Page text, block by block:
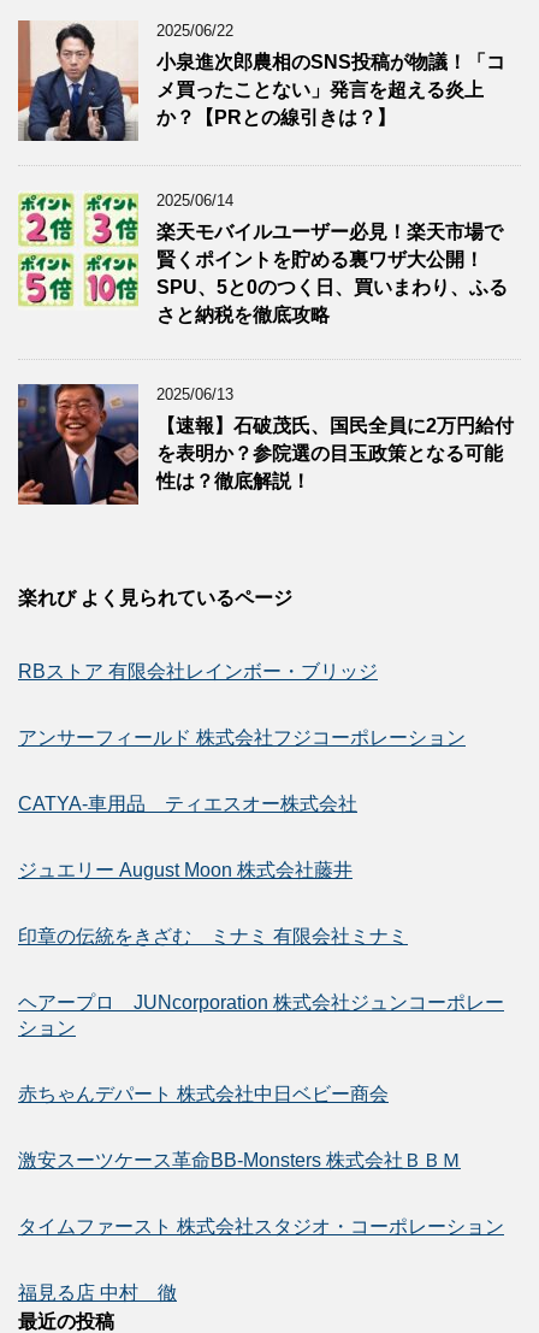
2025/06/22
小泉進次郎農相のSNS投稿が物議！「コ
メ買ったことない」発言を超える炎上
か？【PRとの線引きは？】
2025/06/14
楽天モバイルユーザー必見！楽天市場で
賢くポイントを貯める裏ワザ大公開！
SPU、5と0のつく日、買いまわり、ふる
さと納税を徹底攻略
2025/06/13
【速報】石破茂氏、国民全員に2万円給付
を表明か？参院選の目玉政策となる可能
性は？徹底解説！
楽れび よく見られているページ
RBストア 有限会社レインボー・ブリッジ
アンサーフィールド 株式会社フジコーポレーション
CATYA-車用品 ティエスオー株式会社
ジュエリー August Moon 株式会社藤井
印章の伝統をきざむ ミナミ 有限会社ミナミ
ヘアープロ JUNcorporation 株式会社ジュンコーポレー
ション
赤ちゃんデパート 株式会社中日ベビー商会
激安スーツケース革命BB-Monsters 株式会社ＢＢＭ
タイムファースト 株式会社スタジオ・コーポレーション
福見る店 中村 徹
最近の投稿